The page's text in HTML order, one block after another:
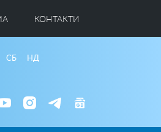
КОНТАКТИ
СБ НД